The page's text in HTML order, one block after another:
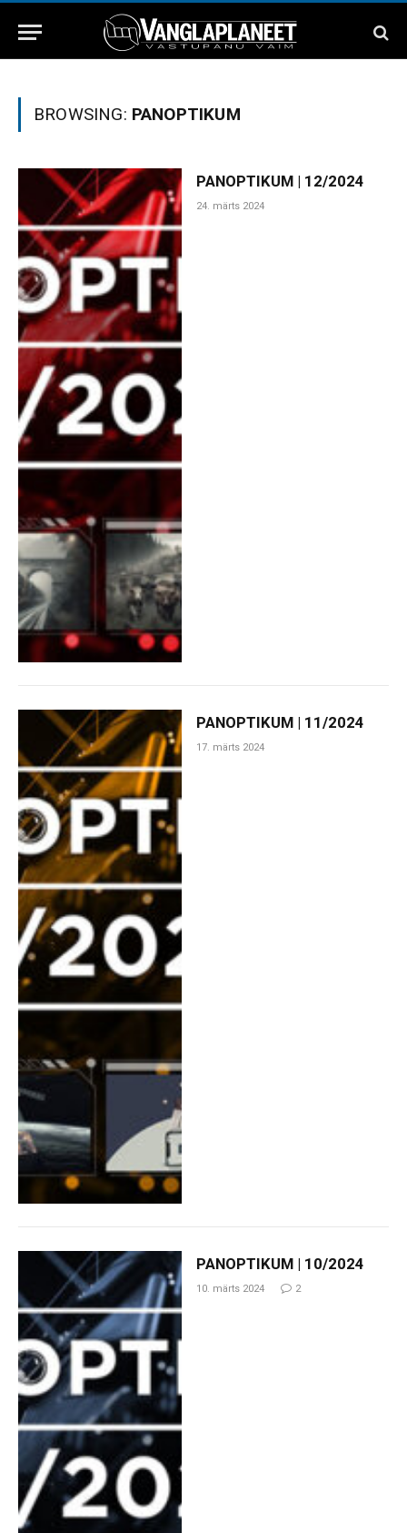
BROWSING: PANOPTIKUM
PANOPTIKUM | 12/2024
24. märts 2024
PANOPTIKUM | 11/2024
17. märts 2024
PANOPTIKUM | 10/2024
10. märts 2024 2